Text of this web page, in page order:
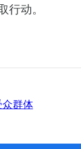
行动。
群体